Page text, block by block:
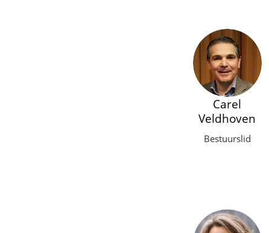
Carel
Veldhoven
Bestuurslid